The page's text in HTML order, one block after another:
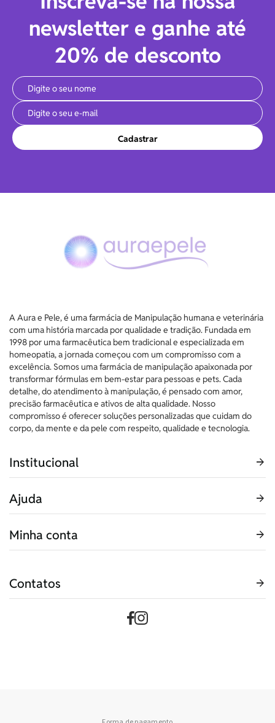
newsletter e ganhe até
20% de desconto
Cadastrar
A Aura e Pele, é uma farmácia de Manipulação humana e veterinária
com uma história marcada por qualidade e tradição. Fundada em
1998 por uma farmacêutica bem tradicional e especializada em
homeopatia, a jornada começou com um compromisso com a
excelência. Somos uma farmácia de manipulação apaixonada por
transformar fórmulas em bem-estar para pessoas e pets. Cada
detalhe, do atendimento à manipulação, é pensado com amor,
precisão farmacêutica e ativos de alta qualidade. Nosso
compromisso é oferecer soluções personalizadas que cuidam do
corpo, da mente e da pele com respeito, qualidade e tecnologia.
Institucional
Ajuda
Minha conta
Contatos